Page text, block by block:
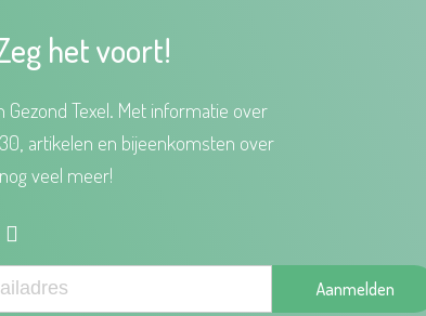
het voort!
Texel. Met informatie over
artikelen en bijeenkomsten over
veel meer!
Aanmelden